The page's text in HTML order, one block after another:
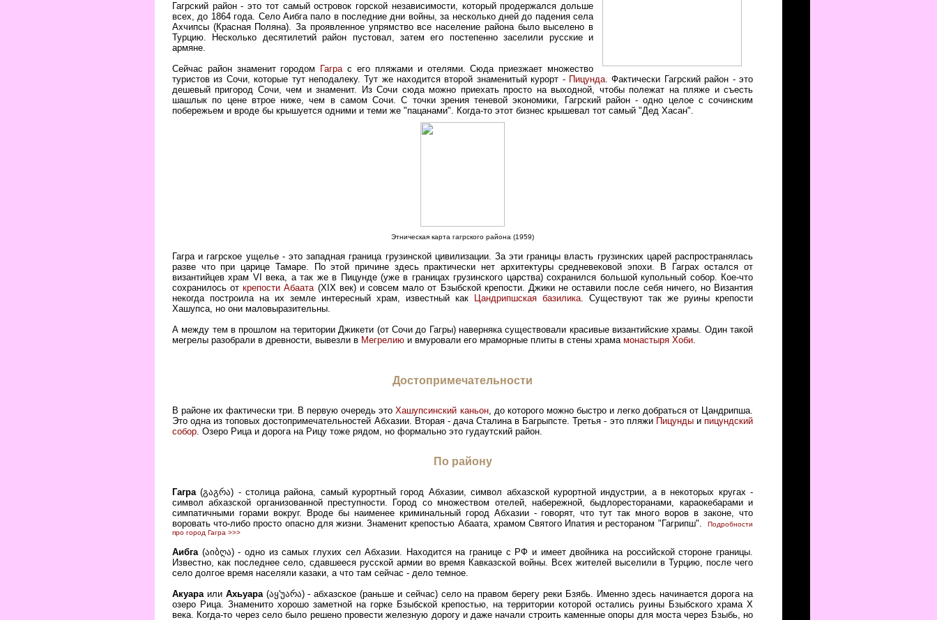
Гагрский район - это тот самый островок горской независимости, который продержался дольше
всех, до 1864 года. Село Аибга пало в последние дни войны, за несколько дней до падения села
Ахчипсы (Красная Поляна). За проявленное упрямство все население района было выселено в
Турцию. Несколько десятилетий район пустовал, затем его постепенно заселили русские и
армяне.
Сейчас район знаменит городом
Гаграс его пляжами и отелями. Сюда приезжает множество
туристов из Сочи, которые тут неподалеку. Тут же находится второй знаменитый курорт - Пицунда. Фактически Гагрский район - это
дешевый пригород Сочи, чем и знаменит. Из Сочи сюда можно приехать просто на выходной, чтобы полежат на пляже и съесть
шашлык по цене втрое ниже, чем в самом Сочи. С точки зрения теневой экономики, Гагрский район - одно целое с сочинским
побережьем и вроде бы крышуется одними и теми же "пацанами". Когда-то этот бизнес крышевал тот самый "Дед Хасан".
Этническая карта гагрского района (1959)
Гагра и гагрское ущелье - это западная граница грузинской цивилизации. За эти границы власть грузинских царей распространялась
разве что при царице Тамаре. По этой причине здесь практически нет архитектуры средневековой эпохи. В Гаграх остался от
византийцев храм VI века, а так же в Пицунде (уже в границах грузинского царства) сохранился большой купольный собор. Кое-что
сохранилось открепости Абаата(XIX век) и совсем мало от Бзыбской крепости. Джики не оставили после себя ничего, но Византия
некогда построила на их земле интересный храм, известный как
Цандрипшская базилика. Существуют так же руины крепости
Хашупса, но они маловыразительны.
А между тем в прошлом на територии Джикети (от Сочи до Гагры) наверняка существовали красивые византийские храмы. Один такой
мегрелы разобрали в древности, вывезли в Мегрелию и вмуровали его мраморные плиты в стены храма монастыря Хоби.
Достопримечательности
В районе их фактически три. В первую очередь этоХашупсинский каньон, до которого можно быстро и легко добраться от Цандрипша.
Это одна из топовых достопримечательностей Абхазии. Вторая - дача Сталина в Багрыпсте. Третья - это пляжи Пицундыипицундский
собор. Озеро Рица и дорога на Рицу тоже рядом, но формально это гудаутский район.
По району
Гагра (გაგრა) - столица района, самый курортный город Абхазии, символ абхазской курортной индустрии, а в некоторых кругах -
символ абхазской организованной преступности. Город со множеством отелей, набережной, быдлоресторанами, караокебарами и
симпатичными горами вокруг. Вроде бы наименее криминальный город Абхазии - говорят, что тут так много воров в законе, что
воровать что-либо просто опасно для жизни. Знаменит крепостью Абаата, храмом Святого Ипатия и рестораном "Гагрипш".
Подробности
про город Гагра >>>
Аибга (აიბღა) - одно из самых глухих сел Абхазии. Находится на границе с РФ и имеет двойника на российской стороне границы.
Известно, как последнее село, сдавшееся русской армии во время Кавказской войны. Всех жителей выселили в Турцию, после чего
село долгое время населяли казаки, а что там сейчас - дело темное.
Акуара или Ахьуара(აყ'უარა) - абхазское (раньше и сейчас) село на правом берегу реки Бзябь. Именно здесь начинается дорога на
озеро Рица. Знаменито хорошо заметной на горке Бзыбской крепостью, на территории которой остались руины Бзыбского храма Х
века. Когда-то через село было решено провести железную дорогу и даже начали строить каменные опоры для моста через Бзыбь, но